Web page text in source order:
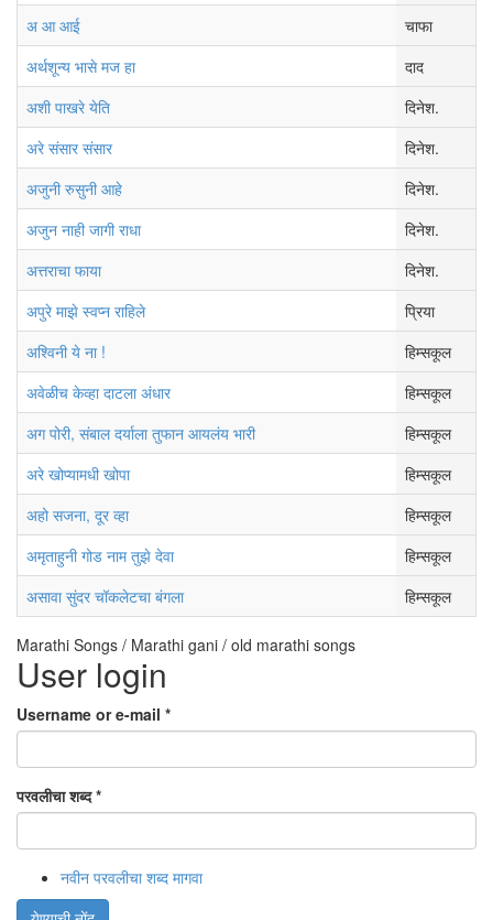
अ आ आई
चाफा
अर्थशून्य भासे मज हा
दाद
अशी पाखरे येति
दिनेश.
अरे संसार संसार
दिनेश.
अजुनी रुसुनी आहे
दिनेश.
अजुन नाही जागी राधा
दिनेश.
अत्तराचा फाया
दिनेश.
अपुरे माझे स्वप्न राहिले
प्रिया
अश्विनी ये ना !
हिम्सकूल
अवेळीच केव्हा दाटला अंधार
हिम्सकूल
अग पोरी, संबाल दर्याला तुफान आयलंय भारी
हिम्सकूल
अरे खोप्यामधी खोपा
हिम्सकूल
अहो सजना, दूर व्हा
हिम्सकूल
अमृताहुनी गोड नाम तुझे देवा
हिम्सकूल
असावा सुंदर चॉकलेटचा बंगला
हिम्सकूल
Marathi Songs / Marathi gani / old marathi songs
User login
Username or e-mail *
परवलीचा शब्द*
नवीन परवलीचा शब्द मागवा